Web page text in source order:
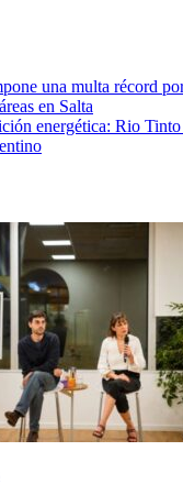
una multa récord
en Salta
energética: Rio Tinto